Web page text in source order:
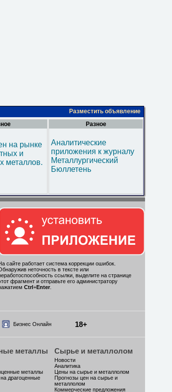
Разместить объявление
на рынке
и
металлов.
Разное
Аналитические
приложения к журналу
Металлургический
Бюллетень
сайте работает система коррекции ошибок.
неточность в тексте или
ссылки, выделите на странице
фрагмент и отправьте его администратору
Ctrl +Enter.
Бизнес Онлайн 18+
металлы
металлы
драгоценные
Сырье и металлолом
Новости
Аналитика
Цены на сырье и металлолом
Прогнозы цен на сырье и
металлолом
Коммерческие предложения